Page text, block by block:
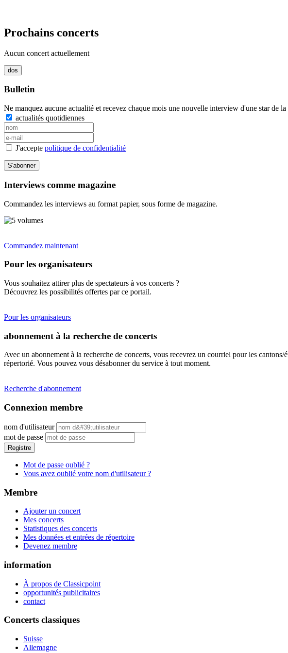
Prochains concerts
Aucun concert actuellement
Bulletin
Ne manquez aucune actualité et recevez chaque mois une nouvelle interview d'une star de la
actualités quotidiennes
J'accepte politique de confidentialité
S'abonner
Interviews comme magazine
Commandez les interviews au format papier, sous forme de magazine.
Commandez maintenant
Pour les organisateurs
Vous souhaitez attirer plus de spectateurs à vos concerts ?
Découvrez les possibilités offertes par ce portail.
Pour les organisateurs
abonnement à la recherche de concerts
Avec un abonnement à la recherche de concerts, vous recevrez un courriel pour les
répertorié. Vous pouvez vous désabonner du service à tout moment.
Recherche d'abonnement
Connexion membre
nom d'utilisateur
mot de passe
Registre
Mot de passe oublié ?
Vous avez oublié votre nom d'utilisateur ?
Membre
Ajouter un concert
Mes concerts
Statistiques des concerts
Mes données et entrées de répertoire
Devenez membre
information
À propos de Classicpoint
opportunités publicitaires
contact
Concerts classiques
Suisse
Allemagne